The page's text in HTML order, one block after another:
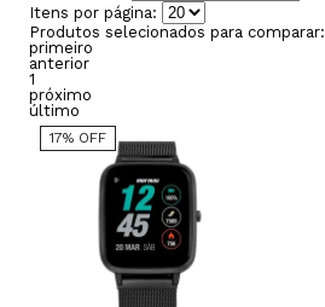
Itens por página:
Produtos selecionados para comparar:
primeiro
anterior
1
próximo
último
17% OFF